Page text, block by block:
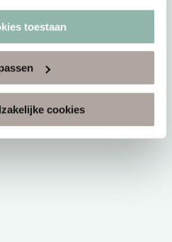
toestaan
cookies